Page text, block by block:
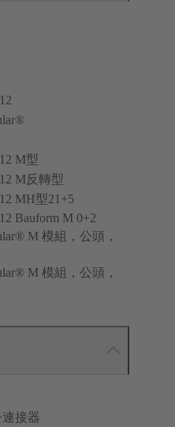
M型
M反轉型
MH型21+5
Bauform M 0+2
M 模組，公頭，
M 模組，公頭，
接器